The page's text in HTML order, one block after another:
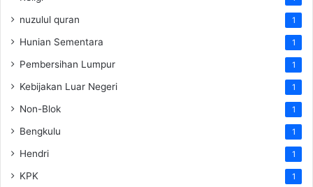
nuzulul quran 1
Hunian Sementara 1
Pembersihan Lumpur 1
Kebijakan Luar Negeri 1
Non-Blok 1
Bengkulu 1
Hendri 1
KPK 1